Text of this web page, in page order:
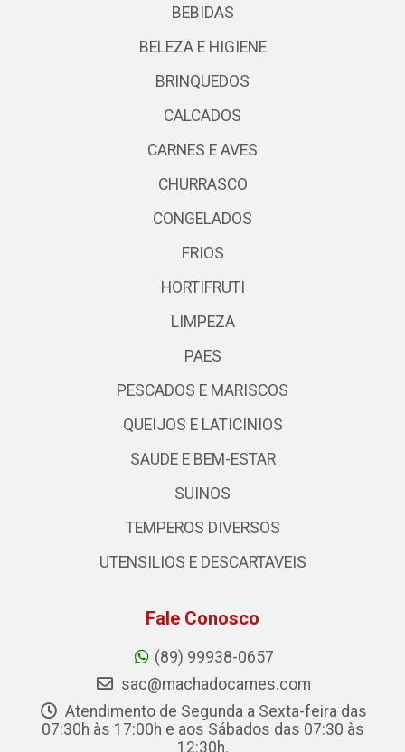
BEBIDAS
BELEZA E HIGIENE
BRINQUEDOS
CALCADOS
CARNES E AVES
CHURRASCO
CONGELADOS
FRIOS
HORTIFRUTI
LIMPEZA
PAES
PESCADOS E MARISCOS
QUEIJOS E LATICINIOS
SAUDE E BEM-ESTAR
SUINOS
TEMPEROS DIVERSOS
UTENSILIOS E DESCARTAVEIS
Fale Conosco
(89) 99938-0657
sac@machadocarnes.com
Atendimento de Segunda a Sexta-feira das
07:30h às 17:00h e aos Sábados das 07:30 às
12:30h.